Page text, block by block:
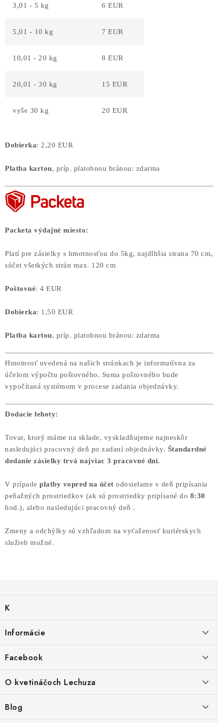
3,01 - 5 kg 6 EUR
5,01 - 10 kg 7 EUR
10,01 - 20 kg 8 EUR
20,01 - 30 kg 15 EUR
vyše 30 kg 20 EUR
Dobierka: 2,20 EUR
Platba kartou, príp. platobnou bránou: zdarma
Packeta výdajné miesto:
Platí pre zásielky s hmotnosťou do 5kg, najdlhšia strana 70 cm,
súčet všetkých strán max. 120 cm
Poštovné: 4 EUR
Dobierka: 1,50 EUR
Platba kartou, príp. platobnou bránou: zdarma
Hmotnosť uvedená na našich stránkach je informatívna za
účelom výpočtu poštovného. Suma poštovného bude
vypočítaná systémom v procese zadania objednávky.
Dodacie lehoty:
Tovar, ktorý máme na sklade, vyskladňujeme najneskôr
nasledujúci pracovný deň po zadaní objednávky. Štandardné
dodanie zásielky trvá najviac 3 pracovné dni.
V prípade platby vopred na účet odosielame v deň pripísania
peňažných prostriedkov (ak sú prostriedky pripísané do 8:30
hod.), alebo nasledujúci pracovný deň .
Zmeny a odchýlky sú vzhľadom na vyťaženosť kuriérskych
služieb možné.
p
ä
K
e
ó
r
e
Stolové kvetináče Lechuza
Premium
Informácie
Veľkoobchod
Facebook
O kvetináčoch Lechuza
Lechuza katalógy 2026
16.4.2026
Blog